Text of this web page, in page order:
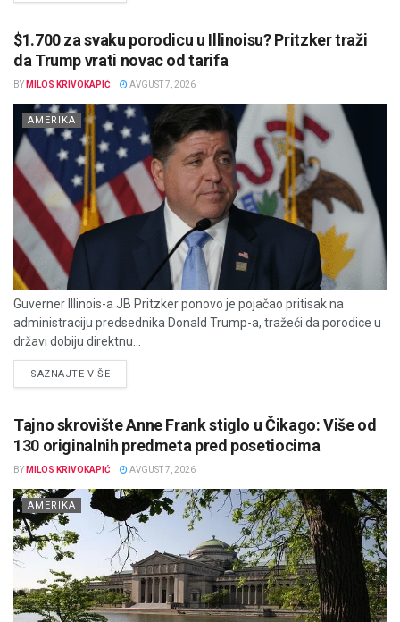
$1.700 za svaku porodicu u Illinoisu? Pritzker traži
da Trump vrati novac od tarifa
BY MILOS KRIVOKAPIĆ AVGUST 7, 2026
AMERIKA
Guverner Illinois-a JB Pritzker ponovo je pojačao pritisak na
administraciju predsednika Donald Trump-a, tražeći da porodice u
državi dobiju direktnu...
SAZNAJTE VIŠEDETAILS
Tajno skrovište Anne Frank stiglo u Čikago: Više od
130 originalnih predmeta pred posetiocima
BY MILOS KRIVOKAPIĆ AVGUST 7, 2026
AMERIKA